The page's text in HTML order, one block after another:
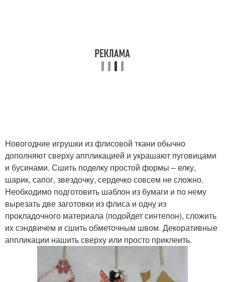
Новогодние игрушки из флисовой ткани обычно
дополняют сверху аппликацией и украшают пуговицами
и бусинами. Сшить поделку простой формы – елку,
шарик, сапог, звездочку, сердечко совсем не сложно.
Необходимо подготовить шаблон из бумаги и по нему
вырезать две заготовки из флиса и одну из
прокладочного материала (подойдет синтепон), сложить
их сэндвичем и сшить обметочным швом. Декоративные
аппликации нашить сверху или просто приклеить.